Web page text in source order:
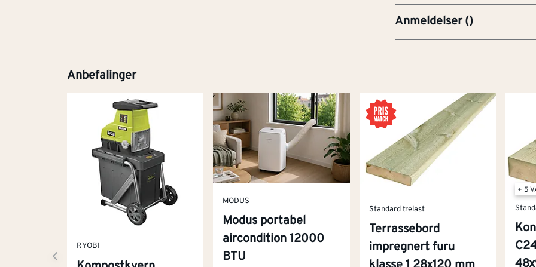
Anmeldelser()
Anbefalinger
RYOBI
MODUS
Modus portabel
aircondition 12000
BTU
Standard trelast
Terrassebord
impregnert furu
+ 5